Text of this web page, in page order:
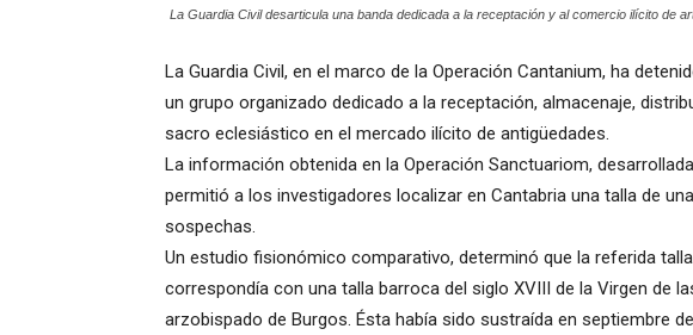
La Guardia Civil desarticula una banda dedicada a la receptación y al comercio ilícito de
La Guardia Civil, en el marco de la Operación Cantanium, ha
un grupo organizado dedicado a la receptación, almacenaje,
sacro eclesiástico en el mercado ilícito de antigüedades.
La información obtenida en la Operación Sanctuariom,
permitió a los investigadores localizar en Cantabria una talla de
sospechas.
Un estudio fisionómico comparativo, determinó que la referida
correspondía con una talla barroca del siglo XVIII de la Virgen de
arzobispado de Burgos. Ésta había sido sustraída en septiembre